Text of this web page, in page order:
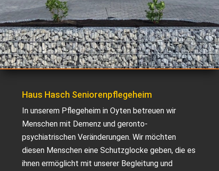
Haus Hasch Seniorenpflegeheim
In unserem Pflegeheim in Oyten betreuen wir
Menschen mit Demenz und geronto-
psychiatrischen Veränderungen. Wir möchten
diesen Menschen eine Schutzglocke geben, die es
ihnen ermöglicht mit unserer Begleitung und